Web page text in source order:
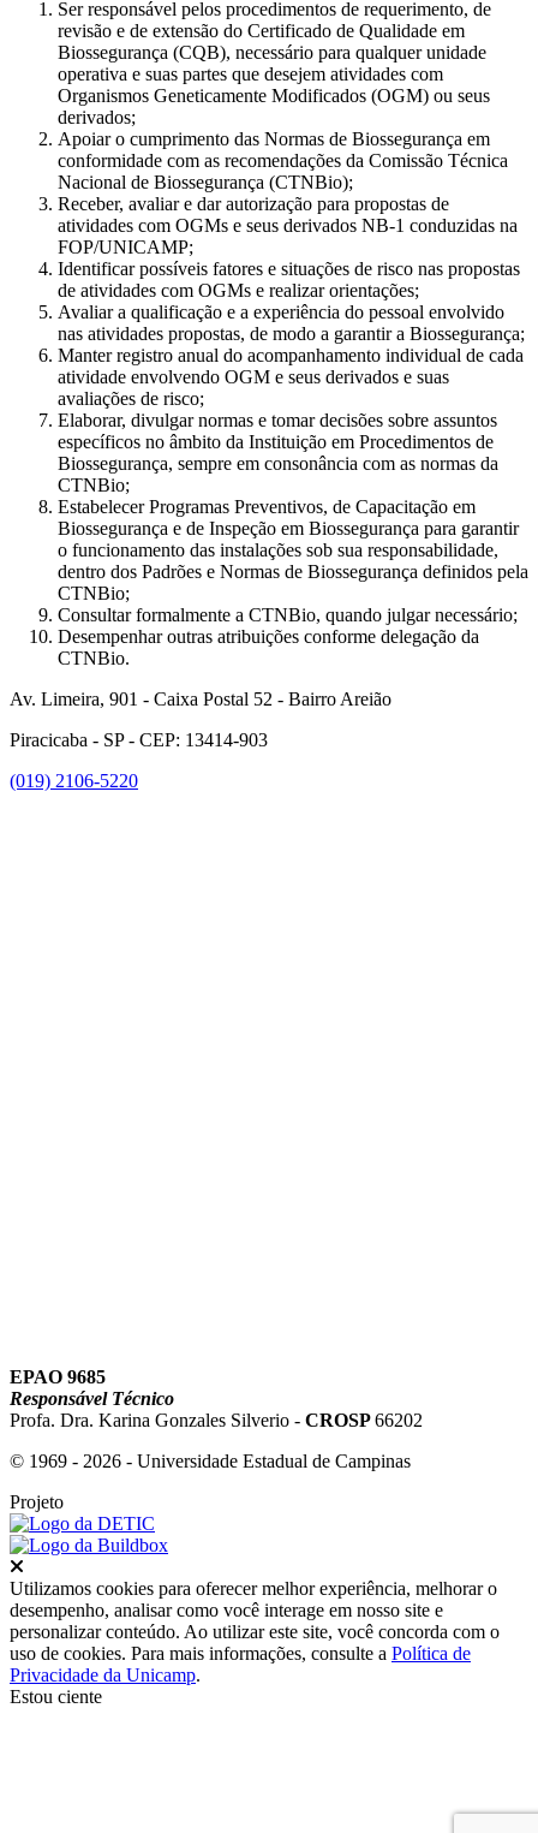
Ser responsável pelos procedimentos de requerimento, de
revisão e de extensão do Certificado de Qualidade em
Biossegurança (CQB), necessário para qualquer unidade
operativa e suas partes que desejem atividades com
Organismos Geneticamente Modificados (OGM) ou seus
derivados;
Apoiar o cumprimento das Normas de Biossegurança em
conformidade com as recomendações da Comissão Técnica
Nacional de Biossegurança (CTNBio);
Receber, avaliar e dar autorização para propostas de
atividades com OGMs e seus derivados NB-1 conduzidas na
FOP/UNICAMP;
Identificar possíveis fatores e situações de risco nas propostas
de atividades com OGMs e realizar orientações;
Avaliar a qualificação e a experiência do pessoal envolvido
nas atividades propostas, de modo a garantir a Biossegurança;
Manter registro anual do acompanhamento individual de cada
atividade envolvendo OGM e seus derivados e suas
avaliações de risco;
Elaborar, divulgar normas e tomar decisões sobre assuntos
específicos no âmbito da Instituição em Procedimentos de
Biossegurança, sempre em consonância com as normas da
CTNBio;
Estabelecer Programas Preventivos, de Capacitação em
Biossegurança e de Inspeção em Biossegurança para garantir
o funcionamento das instalações sob sua responsabilidade,
dentro dos Padrões e Normas de Biossegurança definidos pela
CTNBio;
Consultar formalmente a CTNBio, quando julgar necessário;
Desempenhar outras atribuições conforme delegação da
CTNBio.
Av. Limeira, 901 - Caixa Postal 52 - Bairro Areião
Piracicaba - SP - CEP: 13414-903
(019) 2106-5220
EPAO 9685
Responsável Técnico
Profa. Dra. Karina Gonzales Silverio - CROSP66202
© 1969 - 2026 - Universidade Estadual de Campinas
Projeto
Utilizamos cookies para oferecer melhor experiência, melhorar o
desempenho, analisar como você interage em nosso site e
personalizar conteúdo. Ao utilizar este site, você concorda com o
uso de cookies. Para mais informações, consulte a Política de
Privacidade da Unicamp.
Estou ciente